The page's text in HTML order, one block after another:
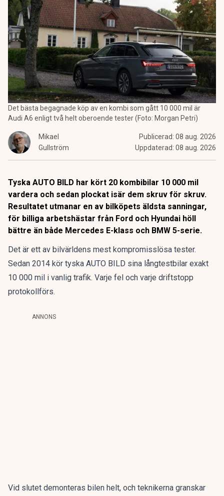
Det bästa begagnade köp av en kombi som gått 10 000 mil är
Audi A6 enligt två helt oberoende tester (Foto: Morgan Petri)
Mikael
Gullström
Publicerad: 08 aug. 2026
Uppdaterad: 08 aug. 2026
Tyska AUTO BILD har kört 20 kombibilar 10 000 mil
vardera och sedan plockat isär dem skruv för skruv.
Resultatet utmanar en av bilköpets äldsta sanningar,
för billiga arbetshästar från Ford och Hyundai höll
bättre än både Mercedes E-klass och BMW 5-serie.
Det är ett av bilvärldens mest kompromisslösa tester.
Sedan 2014 kör tyska AUTO BILD sina långtestbilar exakt
10 000 mil i vanlig trafik. Varje fel och varje driftstopp
protokollförs.
ANNONS
Vid slutet demonteras bilen helt, och teknikerna granskar